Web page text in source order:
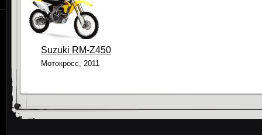
Suzuki RМ-Z450
Мотокросс, 2011